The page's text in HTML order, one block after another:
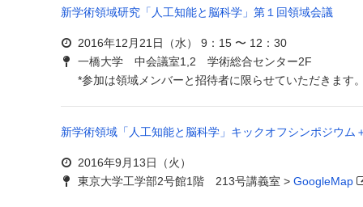
新学術領域研究「人工知能と脳科学」第１回領域会議
2016年12月21日（水） 9：15 〜 12：30
一橋大学 中会議室1,2 学術総合センター2F
*参加は領域メンバーと招待者に限らせていただきます
新学術領域「人工知能と脳科学」キックオフシンポジウム
2016年9月13日（火）
東京大学工学部2号館1階 213号講義室 > GoogleMap